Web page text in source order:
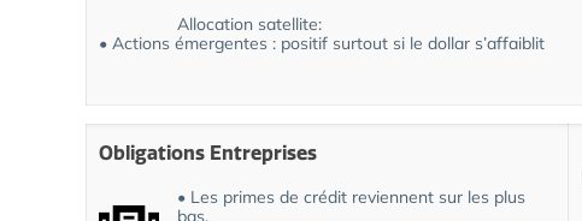
Allocation satellite:
• Actions émergentes : positif surtout si le dollar s’affaiblit
Obligations Entreprises
• Les primes de crédit reviennent sur les plus
bas.